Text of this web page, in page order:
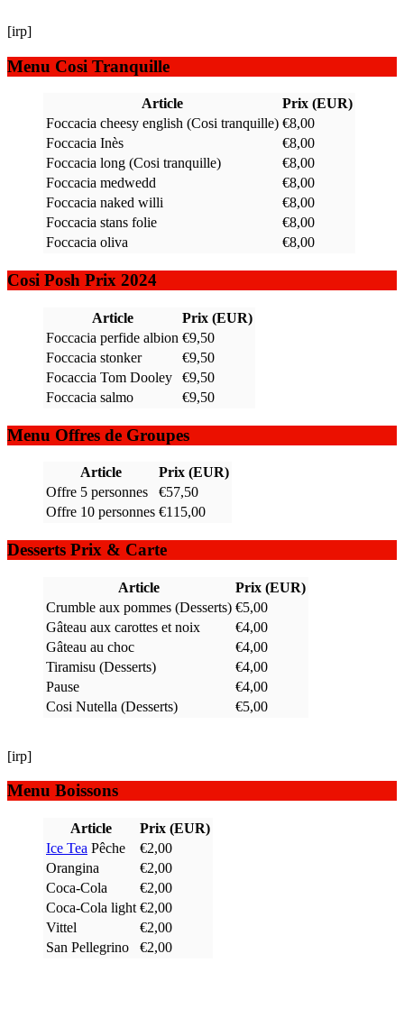
[irp]
Menu Cosi Tranquille
Article
Prix (EUR)
Foccacia cheesy english (Cosi tranquille) €8,00
Foccacia Inès
€8,00
Foccacia long (Cosi tranquille)
€8,00
Foccacia medwedd
€8,00
Foccacia naked willi
€8,00
Foccacia stans folie
€8,00
Foccacia oliva
€8,00
Cosi Posh Prix 2024
Article
Prix (EUR)
Foccacia perfide albion €9,50
Foccacia stonker
€9,50
Focaccia Tom Dooley
€9,50
Foccacia salmo
€9,50
Menu Offres de Groupes
Article
Prix (EUR)
Offre 5 personnes
€57,50
Offre 10 personnes €115,00
Desserts Prix & Carte
Article
Prix (EUR)
Crumble aux pommes (Desserts) €5,00
Gâteau aux carottes et noix
€4,00
Gâteau au choc
€4,00
Tiramisu (Desserts)
€4,00
Pause
€4,00
Cosi Nutella (Desserts)
€5,00
[irp]
Menu Boissons
Article
Prix (EUR)
Ice Tea Pêche
€2,00
Orangina
€2,00
Coca-Cola
€2,00
Coca-Cola light €2,00
Vittel
€2,00
San Pellegrino
€2,00